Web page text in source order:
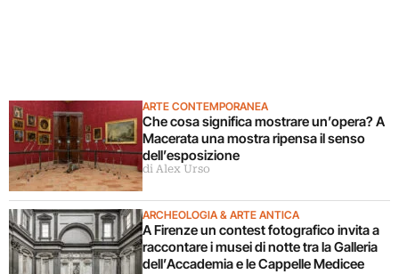
ARTE CONTEMPORANEA
Che cosa significa mostrare un’opera? A
Macerata una mostra ripensa il senso
dell’esposizione
di Alex Urso
ARCHEOLOGIA & ARTE ANTICA
A Firenze un contest fotografico invita a
raccontare i musei di notte tra la Galleria
dell’Accademia e le Cappelle Medicee